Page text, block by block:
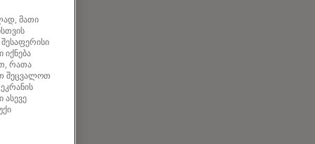
მათი
იქნება
რათა
შეცვალოთ
ასევე